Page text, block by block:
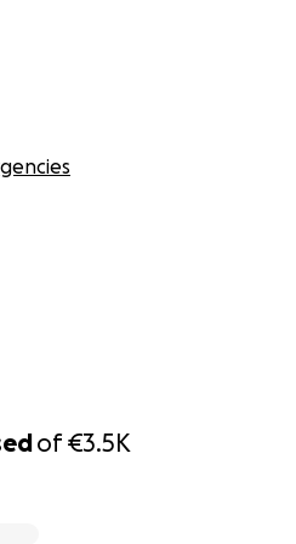
of€3.5K
vrienden, familie of
samen!
Poel, Jesper Vis en Stijn